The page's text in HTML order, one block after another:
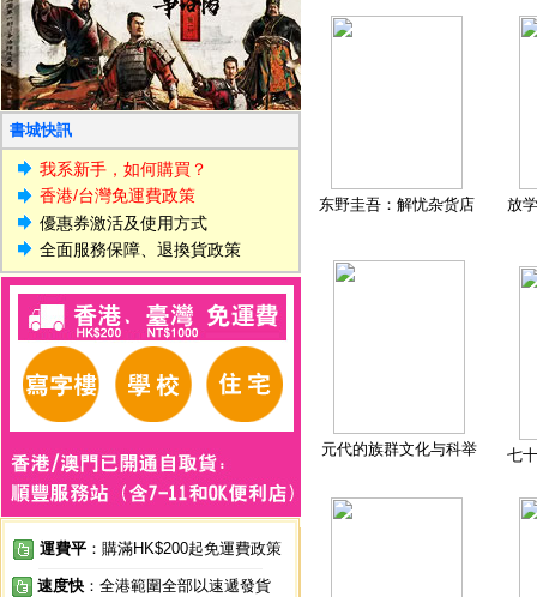
書城快訊
我系新手，如何購買？
香港/台灣免運費政策
優惠券激活及使用方式
全面服務保障、退換貨政策
運費平 ：購滿HK$200起免運費政策
速度快 ：全港範圍全部以速遞發貨
东野圭吾：解忧杂货店 放
元代的族群文化与科举 七